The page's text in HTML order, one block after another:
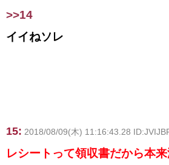
>>14
イイねソレ
15: 2018/08/09(木) 11:16:43.28
レシートって領収書だから本